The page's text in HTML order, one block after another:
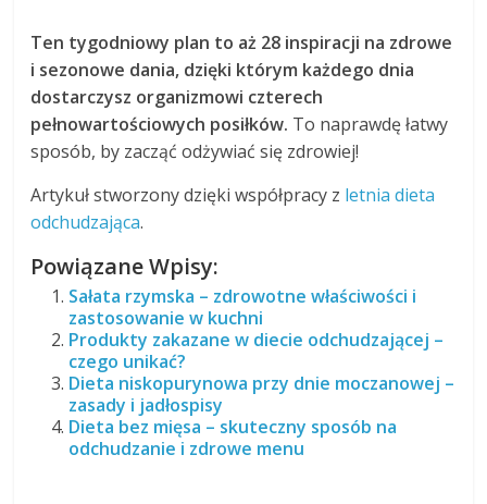
Ten tygodniowy plan to aż 28 inspiracji na zdrowe
i sezonowe dania, dzięki którym każdego dnia
dostarczysz organizmowi czterech
pełnowartościowych posiłków. To naprawdę łatwy
sposób, by zacząć odżywiać się zdrowiej!
Artykuł stworzony dzięki współpracy z letnia dieta
odchudzająca.
Powiązane Wpisy:
Sałata rzymska – zdrowotne właściwości i
zastosowanie w kuchni
Produkty zakazane w diecie odchudzającej –
czego unikać?
Dieta niskopurynowa przy dnie moczanowej –
zasady i jadłospisy
Dieta bez mięsa – skuteczny sposób na
odchudzanie i zdrowe menu